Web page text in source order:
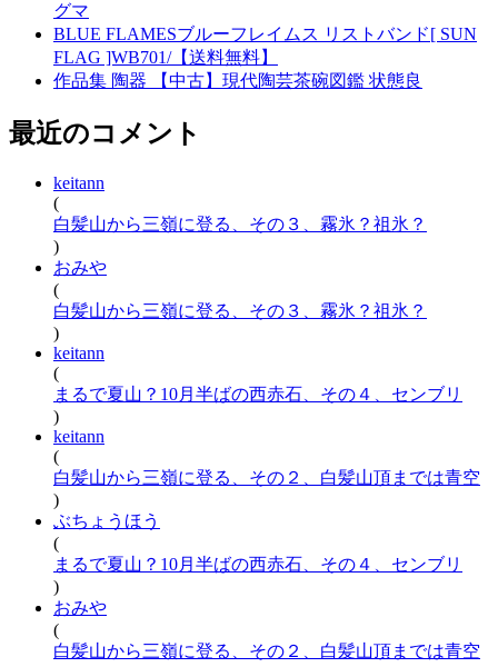
グマ
BLUE FLAMESブルーフレイムス リストバンド[ SUN
FLAG ]WB701/【送料無料】
作品集 陶器 【中古】現代陶芸茶碗図鑑 状態良
最近のコメント
keitann
(
白髪山から三嶺に登る、その３、霧氷？祖氷？
)
おみや
(
白髪山から三嶺に登る、その３、霧氷？祖氷？
)
keitann
(
まるで夏山？10月半ばの西赤石、その４、センブリ
)
keitann
(
白髪山から三嶺に登る、その２、白髪山頂までは青空
)
ぶちょうほう
(
まるで夏山？10月半ばの西赤石、その４、センブリ
)
おみや
(
白髪山から三嶺に登る、その２、白髪山頂までは青空